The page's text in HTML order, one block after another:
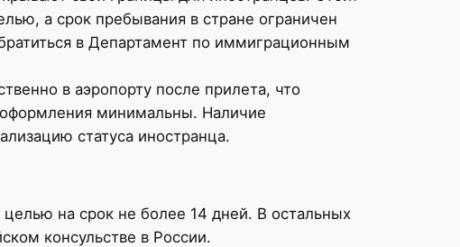
а срок пребывания в стране ограничен
в Департамент по иммиграционным
в аэропорту после прилета, что
минимальны. Наличие
статуса иностранца.
на срок не более 14 дней. В остальных
консульстве в России.